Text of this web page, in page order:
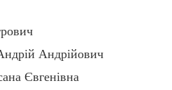
Андрійович
Євгенівна